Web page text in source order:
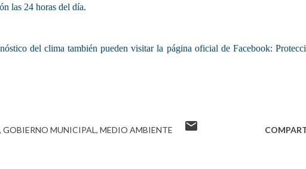
las 24 horas del día.
del clima también pueden visitar la página oficial de Facebook:
GOBIERNO MUNICIPAL MEDIO AMBIENTE